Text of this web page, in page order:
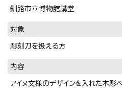
釧路市立博物館講堂
対象
彫刻刀を扱える方
内容
アイヌ文様のデザインを入れた木彫ペ